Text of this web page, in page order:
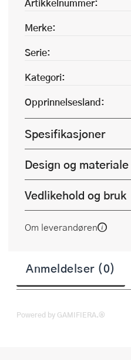
Artikkelnummer:
Merke:
Serie:
Kategori:
Opprinnelsesland:
Spesifikasjoner
Design og materiale
Vedlikehold og bruk
Om leverandøren
Anmeldelser (0)
Powered by GAMIFIERA.®